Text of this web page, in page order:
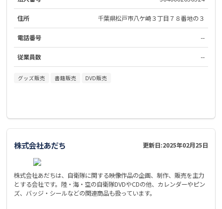
住所 千葉県松戸市八ケ崎３丁目７８番地の３
電話番号 --
従業員数 --
グッズ販売 書籍販売 DVD販売
株式会社あだち 更新日:2025年02月25日
株式会社あだちは、自衛隊に関する映像作品の企画、制作、販売を主力
とする会社です。陸・海・空の自衛隊DVDやCDの他、カレンダーやピン
ズ、バッジ・シールなどの関連商品も扱っています。